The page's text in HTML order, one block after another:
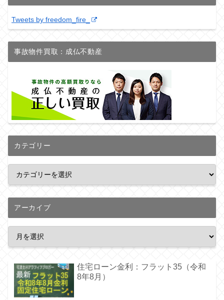
Tweets by freedom_fire_
事故物件買取：成仏不動産
カテゴリー
アーカイブ
住宅ローン金利：フラット35（令和
8年8月）